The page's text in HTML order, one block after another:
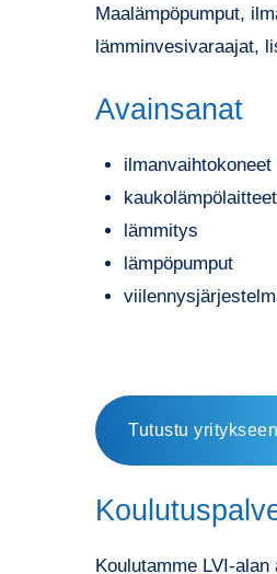
Maalämpöpumput,
lämminvesivaraajat,
Avainsanat
ilmanvaihtokoneet
kaukolämpölaitteet
lämmitys
lämpöpumput
Tutustu yritykseen
Koulutamme LVI-